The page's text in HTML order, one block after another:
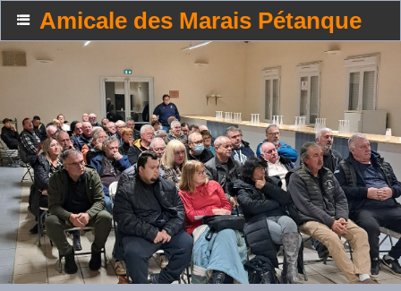
Amicale des Marais Pétanque